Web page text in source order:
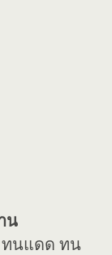
น
ทนแดด ทน